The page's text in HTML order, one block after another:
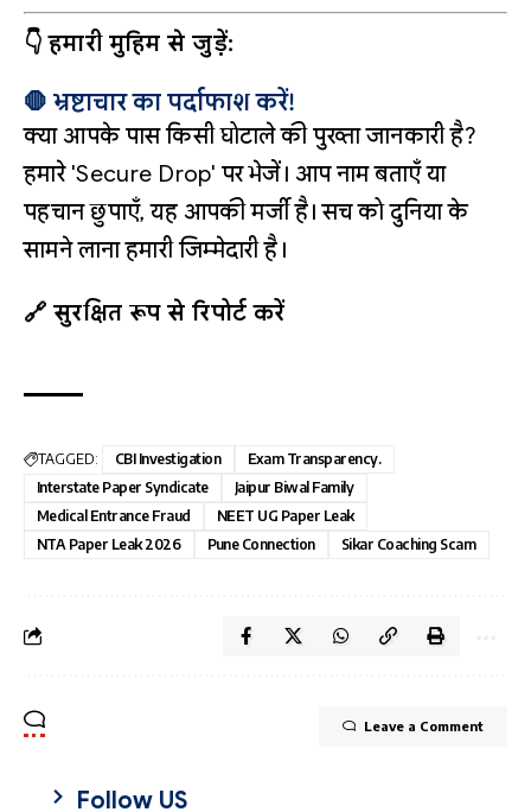
👇 हमारी मुहिम से जुड़ें:
🛑 भ्रष्टाचार का पर्दाफाश करें!
क्या आपके पास किसी घोटाले की पुख्ता जानकारी है?
हमारे 'Secure Drop' पर भेजें। आप नाम बताएँ या
पहचान छुपाएँ, यह आपकी मर्जी है। सच को दुनिया के
सामने लाना हमारी जिम्मेदारी है।
🔗 सुरक्षित रूप से रिपोर्ट करें
TAGGED: CBI Investigation
Exam Transparency.
Interstate Paper Syndicate
Jaipur Biwal Family
Medical Entrance Fraud
NEET UG Paper Leak
NTA Paper Leak 2026
Pune Connection Sikar Coaching Scam
Leave a Comment
Follow US